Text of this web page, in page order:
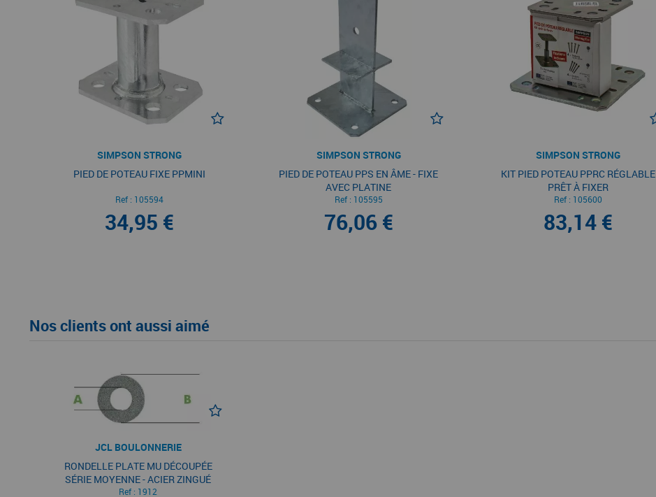
SIMPSON STRONG
PIED DE POTEAU FIXE PPMINI
Ref : 105594
34,95 €
SIMPSON STRONG
PIED DE POTEAU PPS EN ÂME - FIXE
AVEC PLATINE
Ref : 105595
76,06 €
SIMPSON STRONG
KIT PIED POTEAU PPRC RÉGLABLE
PRÊT À FIXER
Ref : 105600
83,14 €
Nos clients ont aussi aimé
JCL BOULONNERIE
RONDELLE PLATE MU DÉCOUPÉE
SÉRIE MOYENNE - ACIER ZINGUÉ
Ref : 1912